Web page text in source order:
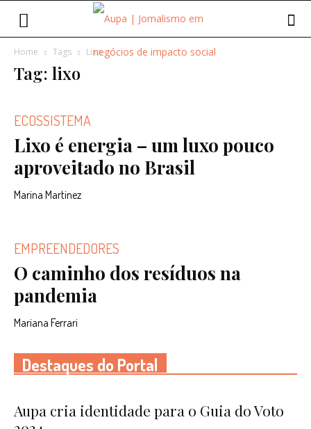
Home Tags Lixo
Tag: lixo
ECOSSISTEMA
Lixo é energia – um luxo pouco
aproveitado no Brasil
Marina Martinez
EMPREENDEDORES
O caminho dos resíduos na
pandemia
Mariana Ferrari
Destaques do Portal
Aupa cria identidade para o Guia do Voto